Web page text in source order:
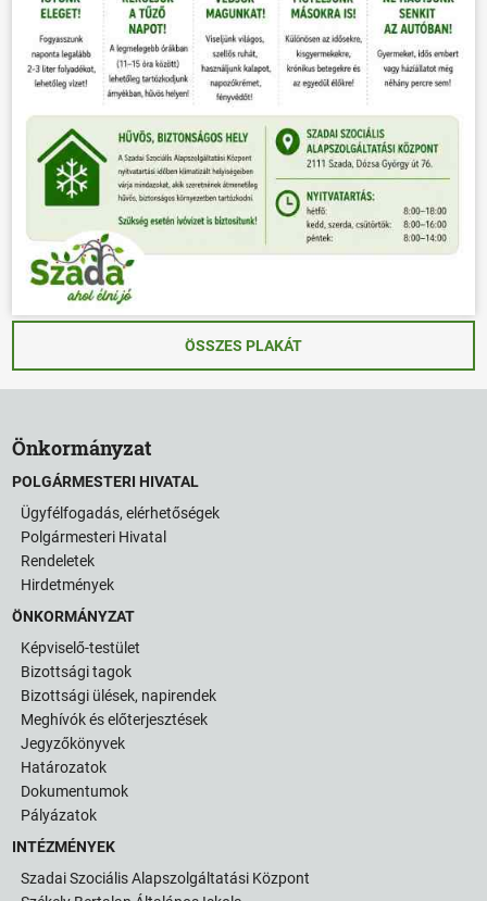
ÖSSZES PLAKÁT
Önkormányzat
POLGÁRMESTERI HIVATAL
Ügyfélfogadás, elérhetőségek
Polgármesteri Hivatal
Rendeletek
Hirdetmények
ÖNKORMÁNYZAT
Képviselő-testület
Bizottsági tagok
Bizottsági ülések, napirendek
Meghívók és előterjesztések
Jegyzőkönyvek
Határozatok
Dokumentumok
Pályázatok
INTÉZMÉNYEK
Szadai Szociális Alapszolgáltatási Központ